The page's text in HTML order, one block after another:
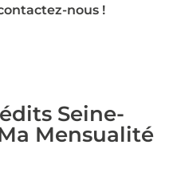
nous !
Seine-
Mensualité